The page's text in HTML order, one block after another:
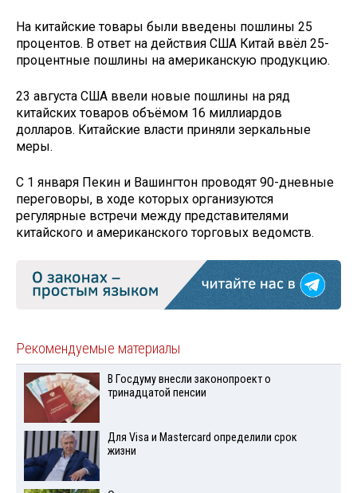
На китайские товары были введены пошлины 25
процентов. В ответ на действия США Китай ввёл 25-
процентные пошлины на американскую продукцию.
23 августа США ввели новые пошлины на ряд
китайских товаров объёмом 16 миллиардов
долларов. Китайские власти приняли зеркальные
меры.
С 1 января Пекин и Вашингтон проводят 90-дневные
переговоры, в ходе которых организуются
регулярные встречи между представителями
китайского и американского торговых ведомств.
Рекомендуемые материалы
В Госдуму внесли законопроект о
тринадцатой пенсии
Для Visа и Mastercard определили срок
жизни